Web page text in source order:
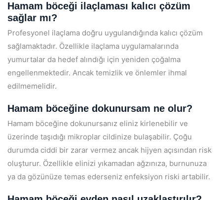
Hamam böceği ilaçlaması kalıcı çözüm
sağlar mı?
Profesyonel ilaçlama doğru uygulandığında kalıcı çözüm
sağlamaktadır. Özellikle ilaçlama uygulamalarında
yumurtalar da hedef alındığı için yeniden çoğalma
engellenmektedir. Ancak temizlik ve önlemler ihmal
edilmemelidir.
Hamam böceğine dokunursam ne olur?
Hamam böceğine dokunursanız eliniz kirlenebilir ve
üzerinde taşıdığı mikroplar cildinize bulaşabilir. Çoğu
durumda ciddi bir zarar vermez ancak hijyen açısından risk
oluşturur. Özellikle elinizi yıkamadan ağzınıza, burnunuza
ya da gözünüze temas ederseniz enfeksiyon riski artabilir.